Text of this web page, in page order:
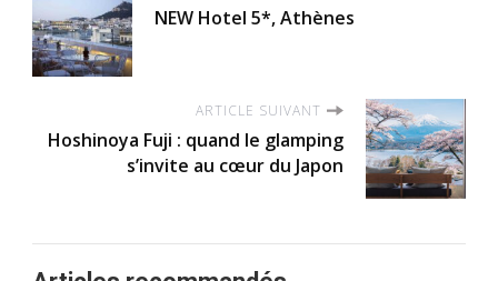
NEW Hotel 5*, Athènes
ARTICLE SUIVANT
Hoshinoya Fuji : quand le glamping
s’invite au cœur du Japon